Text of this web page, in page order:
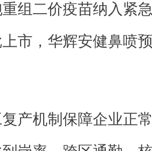
组二价疫苗纳入紧
市，华辉安健鼻喷
机制保障企业正常